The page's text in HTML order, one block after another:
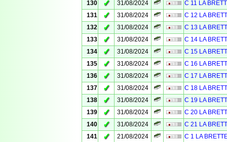
130 ✓ 31/08/2024
C 11 LA
131
✓ 31/08/2024
C 12 LA
132
✓ 31/08/2024
C 13 LA
133
✓ 31/08/2024
C 14 LA
134
✓ 31/08/2024
C 15 LA
135
✓ 31/08/2024
C 16 LA
136
✓ 31/08/2024
C 17 LA
137
✓ 31/08/2024
C 18 LA
138
✓ 31/08/2024
C 19 LA
139
✓ 31/08/2024
C 20 LA
140
✓ 31/08/2024
C 21 LA
141
✓ 21/08/2024
C 1 LA